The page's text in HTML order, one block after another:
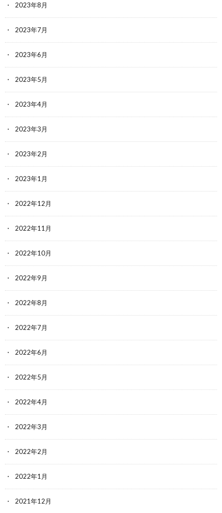
2023年8月
2023年7月
2023年6月
2023年5月
2023年4月
2023年3月
2023年2月
2023年1月
2022年12月
2022年11月
2022年10月
2022年9月
2022年8月
2022年7月
2022年6月
2022年5月
2022年4月
2022年3月
2022年2月
2022年1月
2021年12月